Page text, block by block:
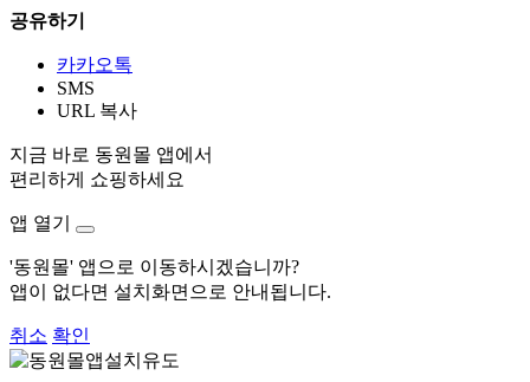
공유하기
카카오톡
SMS
URL 복사
지금 바로 동원몰 앱에서
편리하게 쇼핑하세요
앱 열기
'동원몰' 앱으로 이동하시겠습니까?
앱이 없다면 설치화면으로 안내됩니다.
취소 확인